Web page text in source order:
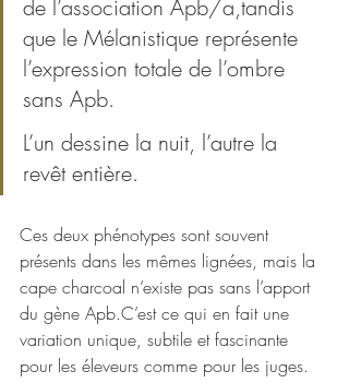
de l’association Apb/a,tandis
que le Mélanistique représente
l’expression totale de l’ombre
sans Apb.
L’un dessine la nuit, l’autre la
revêt entière.
Ces deux phénotypes sont souvent
présents dans les mêmes lignées, mais la
cape charcoal n’existe pas sans l’apport
du gène Apb.C’est ce qui en fait une
variation unique, subtile et fascinante
pour les éleveurs comme pour les juges.